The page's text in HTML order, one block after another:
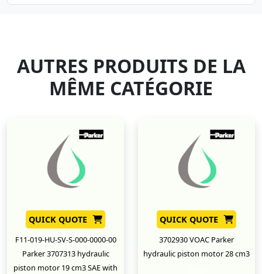
AUTRES PRODUITS DE LA
MÊME CATÉGORIE
QUICK QUOTE
F11-019-HU-SV-S-000-0000-00
Parker 3707313 hydraulic
piston motor 19 cm3 SAE with
QUICK QUOTE
3702930 VOAC Parker
hydraulic piston motor 28 cm3